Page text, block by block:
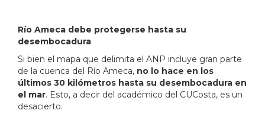
Río Ameca debe protegerse hasta su
desembocadura
Si bien el mapa que delimita el ANP incluye gran parte
de la cuenca del Río Ameca, no lo hace en los
últimos 30 kilómetros hasta su desembocadura en
el mar. Esto, a decir del académico del CUCosta, es un
desacierto.